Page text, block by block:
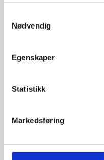
Nødvendig
Egenskaper
Statistikk
Markedsføring
ditt X-
en kort
e-